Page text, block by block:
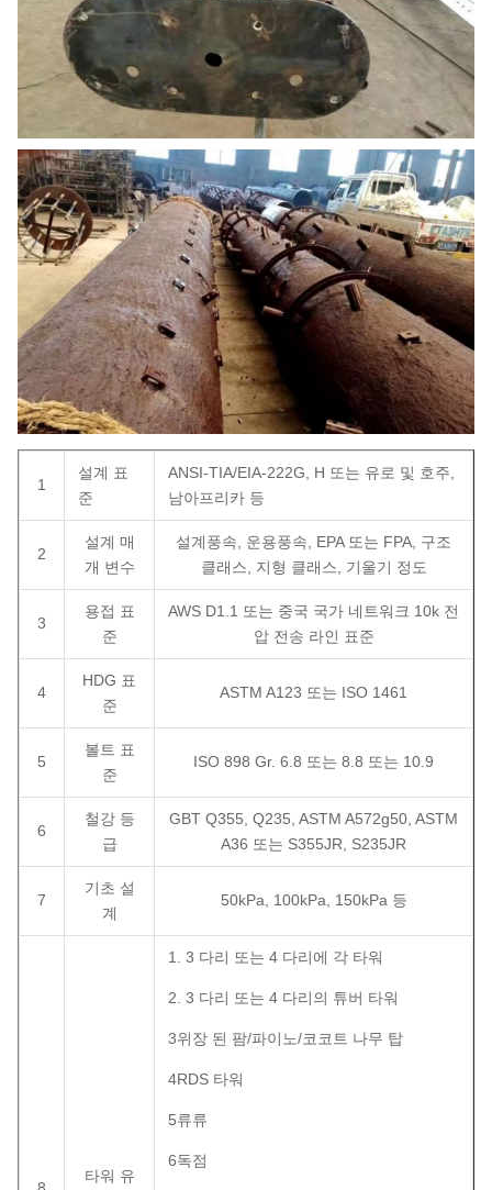
1
설계 표
준
ANSI-TIA/EIA-222G, H 또는 유로 및 호주,
남아프리카 등
2
설계 매
개 변수
설계풍속, 운용풍속, EPA 또는 FPA, 구조
클래스, 지형 클래스, 기울기 정도
3
용접 표
준
AWS D1.1 또는 중국 국가 네트워크 10k 전
압 전송 라인 표준
4
HDG 표
준
ASTM A123 또는 ISO 1461
5
볼트 표
준
ISO 898 Gr. 6.8 또는 8.8 또는 10.9
6
철강 등
급
GBT Q355, Q235, ASTM A572g50, ASTM
A36 또는 S355JR, S235JR
7
기초 설
계
50kPa, 100kPa, 150kPa 등
타워 유
1. 3 다리 또는 4 다리에 각 타워
2. 3 다리 또는 4 다리의 튜버 타워
3위장 된 팜/파이노/코코트 나무 탑
4RDS 타워
5류류
6독점